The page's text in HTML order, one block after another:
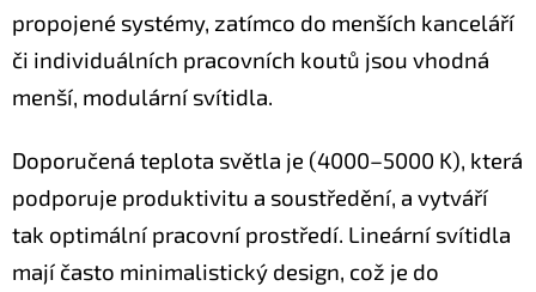
propojené systémy, zatímco do menších kanceláří
či individuálních pracovních koutů jsou vhodná
menší, modulární svítidla.
Doporučená teplota světla je (4000–5000 K), která
podporuje produktivitu a soustředění, a vytváří
tak optimální pracovní prostředí. Lineární svítidla
mají často minimalistický design, což je do